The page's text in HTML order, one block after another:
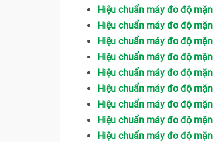
Hiệu chuẩn máy đo độ mặn
Hiệu chuẩn máy đo độ mặn
Hiệu chuẩn máy đo độ mặn
Hiệu chuẩn máy đo độ mặn
Hiệu chuẩn máy đo độ mặn
Hiệu chuẩn máy đo độ mặn
Hiệu chuẩn máy đo độ mặn
Hiệu chuẩn máy đo độ mặn
Hiệu chuẩn máy đo độ mặn